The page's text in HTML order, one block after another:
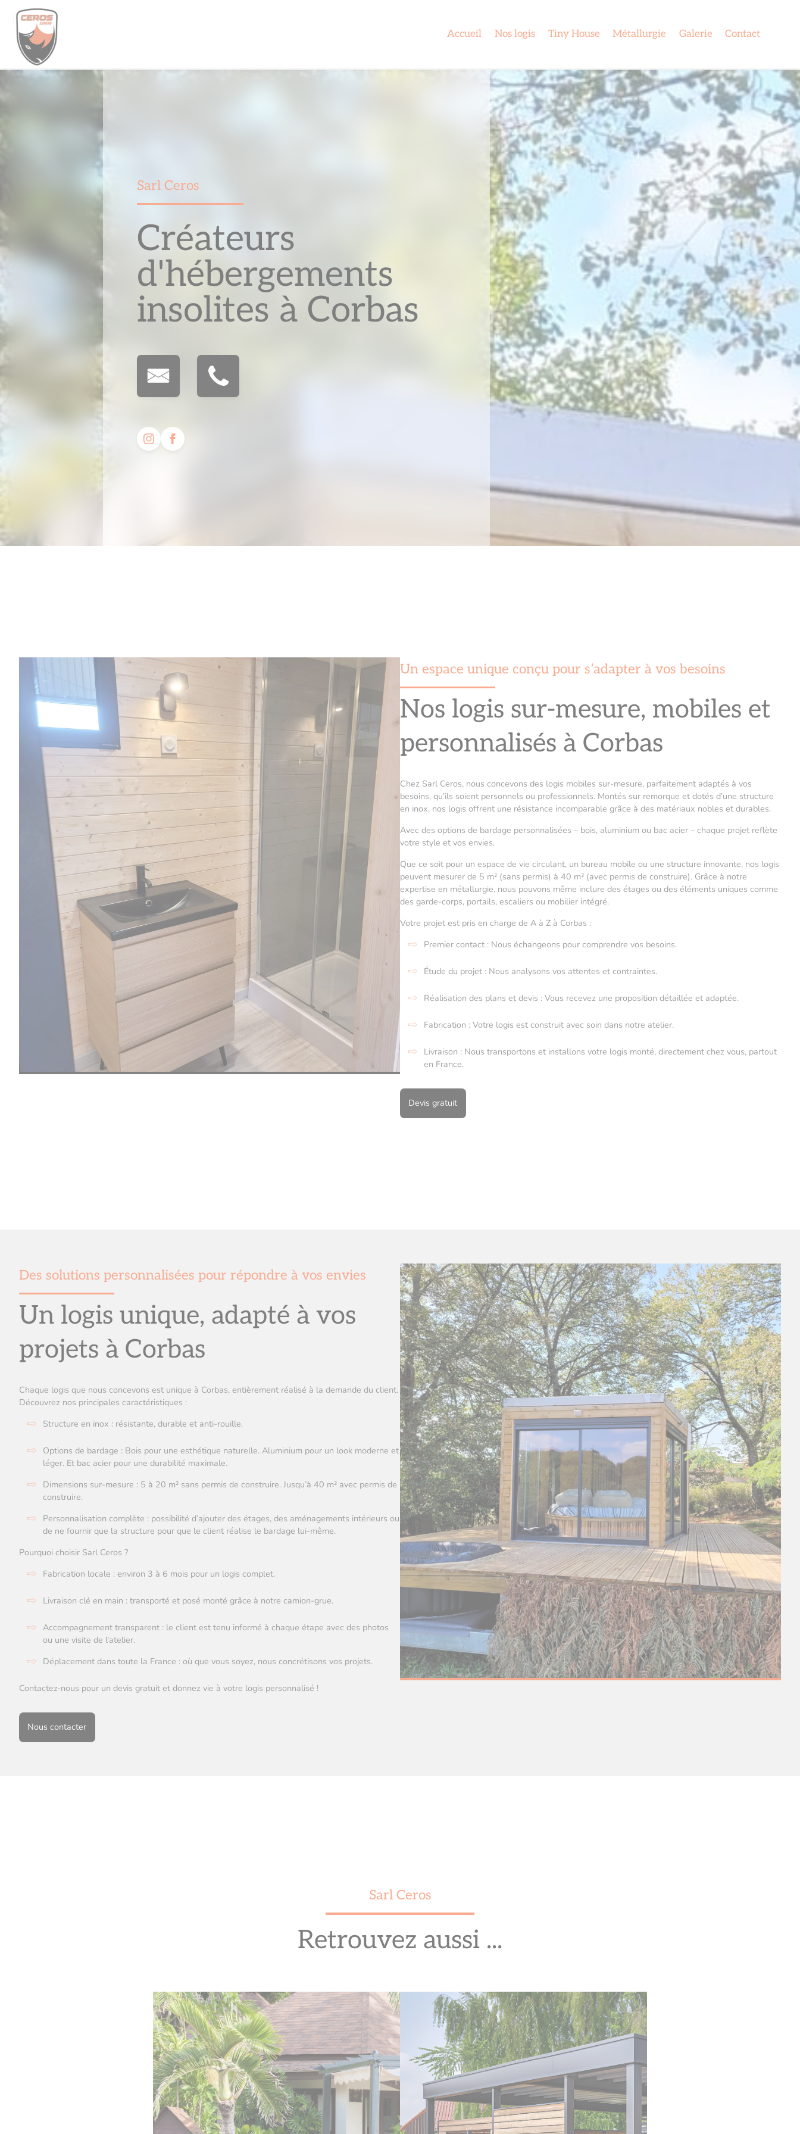
Skip
content
Accueil Nos logis Tiny House Métallurgie Galerie Contact
Sarl Ceros
Créateurs
d'hébergements
insolites à Corbas
Un espace unique conçu pour s’adapter à vos besoins
Nos logis sur-mesure, mobiles et
personnalisés à Corbas
Chez Sarl Ceros, nous concevons des logis mobiles sur-mesure, parfaitement adaptés à vos
besoins, qu’ils soient personnels ou professionnels. Montés sur remorque et dotés d’une structure
en inox, nos logis offrent une résistance incomparable grâce à des matériaux nobles et durables.
Avec des options de bardage personnalisées – bois, aluminium ou bac acier – chaque projet reflète
votre style et vos envies.
Que ce soit pour un espace de vie circulant, un bureau mobile ou une structure innovante, nos logis
peuvent mesurer de 5 m² (sans permis) à 40 m² (avec permis de construire). Grâce à notre
expertise en métallurgie, nous pouvons même inclure des étages ou des éléments uniques comme
des garde-corps, portails, escaliers ou mobilier intégré.
Votre projet est pris en charge de A à Z à Corbas :
Premier contact : Nous échangeons pour comprendre vos besoins.
Étude du projet : Nous analysons vos attentes et contraintes.
Réalisation des plans et devis : Vous recevez une proposition détaillée et adaptée.
Fabrication : Votre logis est construit avec soin dans notre atelier.
Livraison : Nous transportons et installons votre logis monté, directement chez vous, partout
en France.
Devis gratuit
Des solutions personnalisées pour répondre à vos envies
Un logis unique, adapté à vos
projets à Corbas
Chaque logis que nous concevons est unique à Corbas, entièrement réalisé à la demande du client.
Découvrez nos principales caractéristiques :
Structure en inox : résistante, durable et anti-rouille.
Options de bardage : Bois pour une esthétique naturelle. Aluminium pour un look moderne et
léger. Et bac acier pour une durabilité maximale.
Dimensions sur-mesure : 5 à 20 m² sans permis de construire. Jusqu’à 40 m² avec permis de
construire.
Personnalisation complète : possibilité d’ajouter des étages, des aménagements intérieurs ou
de ne fournir que la structure pour que le client réalise le bardage lui-même.
Pourquoi choisir Sarl Ceros ?
Fabrication locale : environ 3 à 6 mois pour un logis complet.
Livraison clé en main : transporté et posé monté grâce à notre camion-grue.
Accompagnement transparent : le client est tenu informé à chaque étape avec des photos
ou une visite de l’atelier.
Déplacement dans toute la France : où que vous soyez, nous concrétisons vos projets.
Contactez-nous pour un devis gratuit et donnez vie à votre logis personnalisé !
Nous contacter
Sarl Ceros
Retrouvez aussi ...